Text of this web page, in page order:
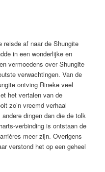
reisde af naar de Shungite
in een wonderlijke en
vermoedens over Shungite
verwachtingen. Van de
ontving Rineke veel
het vertalen van de
zo’n vreemd verhaal
dingen dan die de tolk
verbinding is ontstaan de
meer zijn. Overigens
verstond het op een geheel